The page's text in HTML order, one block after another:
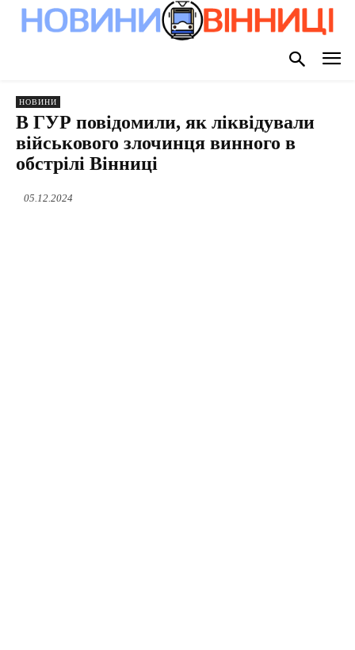
НОВИНИ
В ГУР повідомили, як ліквідували
військового злочинця винного в
обстрілі Вінниці
05.12.2024